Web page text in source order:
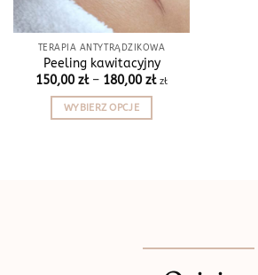
TERAPIA ANTYTRĄDZIKOWA
Peeling kawitacyjny
150,00zł – 180,00złZakres
zł
WYBIERZ OPCJE